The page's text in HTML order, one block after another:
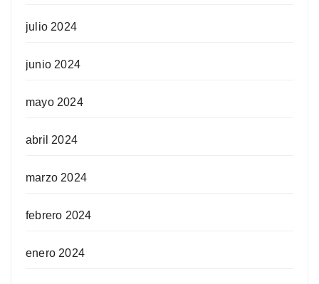
julio 2024
junio 2024
mayo 2024
abril 2024
marzo 2024
febrero 2024
enero 2024